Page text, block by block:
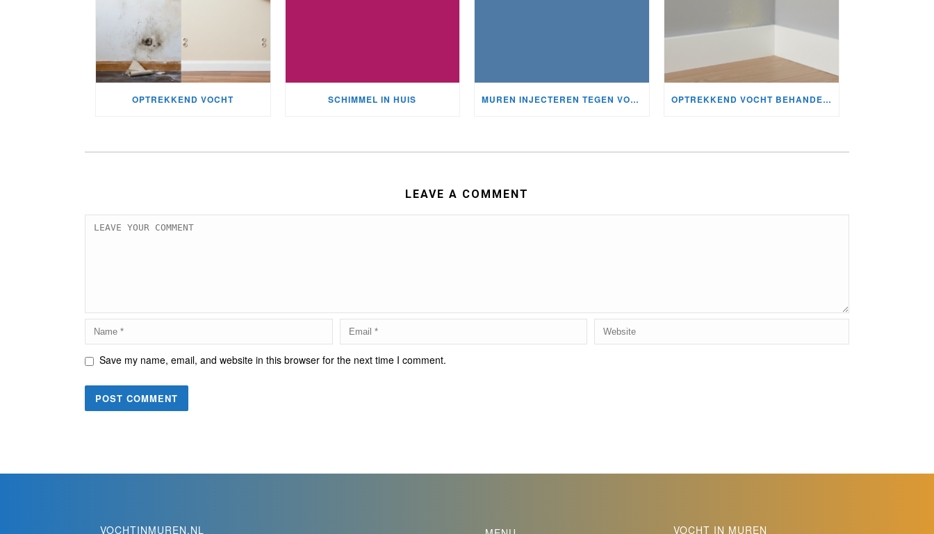
OPTREKKEND VOCHT SCHIMMEL IN HUIS MUREN INJECTEREN TEGEN VOCHT OPTREKKEND VOCHT BEHANDELEN
LEAVE A COMMENT
Save my name, email, and website in this browser for the next time I comment.
VOCHTINMUREN.NL VOCHT IN MUREN